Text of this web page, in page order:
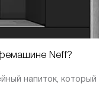
Neff?
напиток, который